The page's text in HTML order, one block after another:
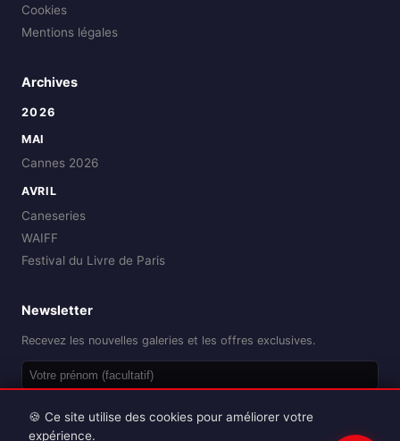
Cookies
Mentions légales
Archives
2026
MAI
Cannes 2026
AVRIL
Caneseries
WAIFF
Festival du Livre de Paris
Newsletter
Recevez les nouvelles galeries et les offres exclusives.
🍪 Ce site utilise des cookies pour améliorer votre
expérience.